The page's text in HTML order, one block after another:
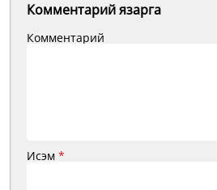
Комментарий язарга
Комментарий
Исэм *